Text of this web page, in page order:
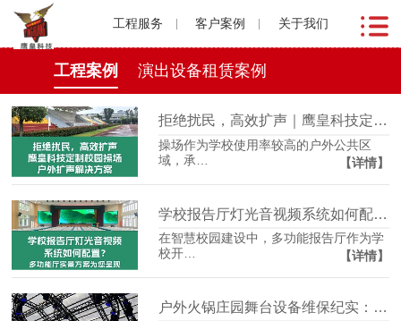
工程服务 客户案例 关于我们
工程案例 演出设备租赁案例
拒绝扰民，高效扩声｜鹰皇科技定制校园操场户外扩声解决方案
操场作为学校使用率较高的户外公共区
域，承…
【详情】
在智慧校园建设中，多功能报告厅作为学
校开…
【详情】
户外火锅庄园舞台设备维保纪实：定期养护，守住烟火里的舞台氛围感